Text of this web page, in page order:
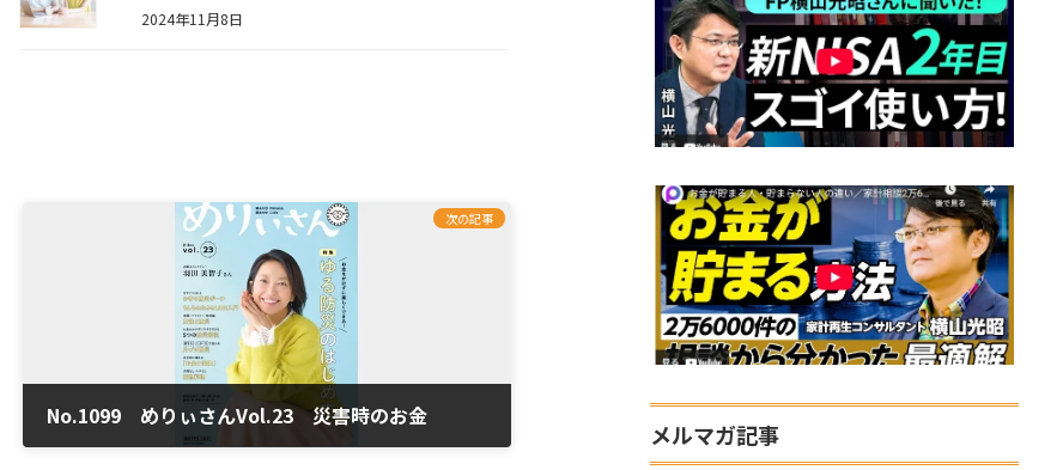
2024年11月8日
次の記事
No.1099 めりぃさんVol.23 災害時のお金
メルマガ記事